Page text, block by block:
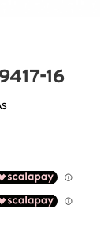
16